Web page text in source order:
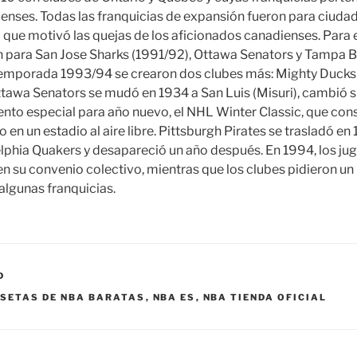
Todas las franquicias de expansión fueron para
motivó las quejas de los aficionados canadienses. Para
San Jose Sharks (1991/92), Ottawa Senators y Tampa
1993/94 se crearon dos clubes más: Mighty
Senators se mudó en 1934 a San Luis (Misuri), cambió
especial para año nuevo, el NHL Winter Classic, que
en un estadio al aire libre. Pittsburgh Pirates se trasladó en
Quakers y desapareció un año después. En 1994, los
su convenio colectivo, mientras que los clubes pidieron
franquicias.
DE NBA BARATAS , NBA ES , NBA TIENDA OFICIAL